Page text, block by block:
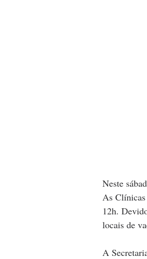
Neste
As
12h.
locais de
A